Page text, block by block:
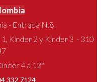
- Entrada N.8
Kínder 2 y Kínder 3 - 310
4 a 12°
332 7124